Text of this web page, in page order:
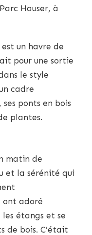
Hauser, à
un havre de
pour une sortie
le style
cadre
ponts en bois
plantes.
matin de
et la sérénité qui
ont adoré
les étangs et se
de bois. C’était